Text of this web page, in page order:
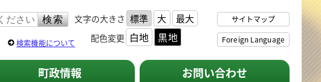
文字の大きさ 標準 大 最大
配色変更 白地 黒地
サイトマップ
Foreign Language
検索機能について
町政情報 お問い合わせ